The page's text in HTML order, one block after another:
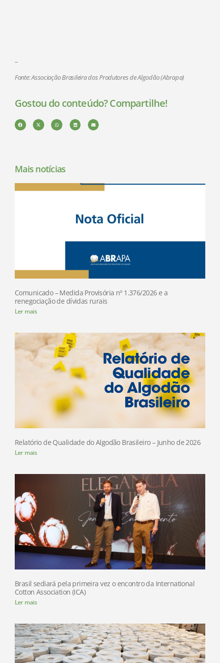
–
Fonte: Associação Brasileira dos Produtores de Algodão (Abrapa)
Gostou do conteúdo? Compartilhe!
Mais notícias
Comunicado – Medida Provisória nº 1.376/2026 e a
renegociação de dívidas rurais
Ler mais
Relatório de Qualidade do Algodão Brasileiro – Junho de 2026
Ler mais
Brasil sediará pela primeira vez o encontro da International
Cotton Association (ICA)
Ler mais